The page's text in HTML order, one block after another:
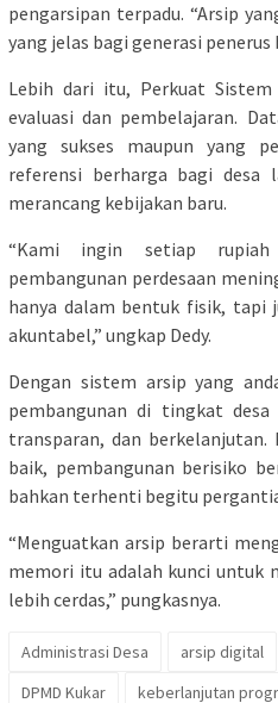
pengarsipan terpadu. “Arsip
yang jelas bagi generasi penerus
Lebih dari itu, Perkuat
evaluasi dan pembelajaran.
yang sukses maupun yang
referensi berharga bagi
merancang kebijakan baru.
“Kami ingin setiap
pembangunan perdesaan
hanya dalam bentuk fisik, tapi
akuntabel,” ungkap Dedy.
Dengan sistem arsip yang
pembangunan di tingkat
transparan, dan berkelanjutan.
baik, pembangunan berisiko
bahkan terhenti begitu
“Menguatkan arsip berarti
memori itu adalah kunci untuk
lebih cerdas,” pungkasnya.
Administrasi Desa arsip digital
DPMD Kukar
keberlanjutan